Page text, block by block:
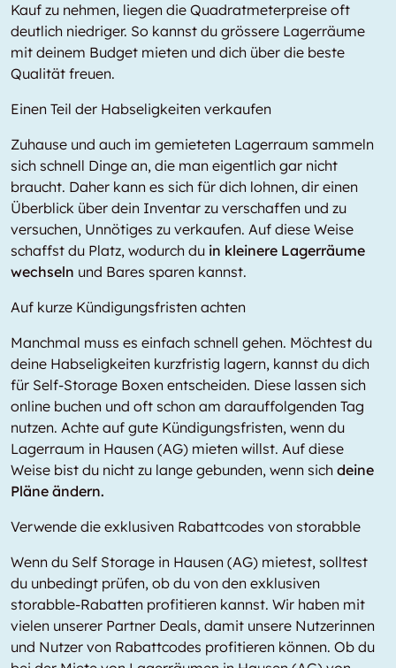
Kauf zu nehmen, liegen die Quadratmeterpreise oft
deutlich niedriger. So kannst du grössere Lagerräume
mit deinem Budget mieten und dich über die beste
Qualität freuen.
Einen Teil der Habseligkeiten verkaufen
Zuhause und auch im gemieteten Lagerraum sammeln
sich schnell Dinge an, die man eigentlich gar nicht
braucht. Daher kann es sich für dich lohnen, dir einen
Überblick über dein Inventar zu verschaffen und zu
versuchen, Unnötiges zu verkaufen. Auf diese Weise
schaffst du Platz, wodurch du in kleinere Lagerräume
wechseln und Bares sparen kannst.
Auf kurze Kündigungsfristen achten
Manchmal muss es einfach schnell gehen. Möchtest du
deine Habseligkeiten kurzfristig lagern, kannst du dich
für Self-Storage Boxen entscheiden. Diese lassen sich
online buchen und oft schon am darauffolgenden Tag
nutzen. Achte auf gute Kündigungsfristen, wenn du
Lagerraum in Hausen (AG) mieten willst. Auf diese
Weise bist du nicht zu lange gebunden, wenn sich deine
Pläne ändern.
Verwende die exklusiven Rabattcodes von storabble
Wenn du Self Storage in Hausen (AG) mietest, solltest
du unbedingt prüfen, ob du von den exklusiven
storabble-Rabatten profitieren kannst. Wir haben mit
vielen unserer Partner Deals, damit unsere Nutzerinnen
und Nutzer von Rabattcodes profitieren können. Ob du